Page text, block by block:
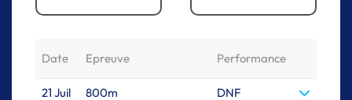
Date Epreuve Performance
21 Juil 800m
DNF